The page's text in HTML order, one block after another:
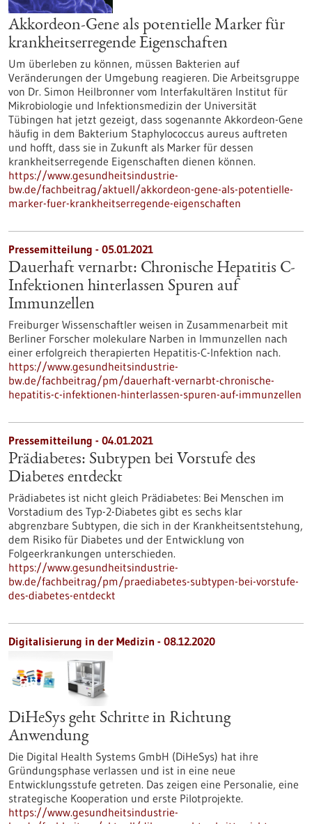
Akkordeon-Gene als potentielle Marker für
krankheitserregende Eigenschaften
Um überleben zu können, müssen Bakterien auf
Veränderungen der Umgebung reagieren. Die Arbeitsgruppe
von Dr. Simon Heilbronner vom Interfakultären Institut für
Mikrobiologie und Infektionsmedizin der Universität
Tübingen hat jetzt gezeigt, dass sogenannte Akkordeon-Gene
häufig in dem Bakterium Staphylococcus aureus auftreten
und hofft, dass sie in Zukunft als Marker für dessen
krankheitserregende Eigenschaften dienen können.
https://www.gesundheitsindustrie-
bw.de/fachbeitrag/aktuell/akkordeon-gene-als-potentielle-
marker-fuer-krankheitserregende-eigenschaften
Pressemitteilung - 05.01.2021
Dauerhaft vernarbt: Chronische Hepatitis C-
Infektionen hinterlassen Spuren auf
Immunzellen
Freiburger Wissenschaftler weisen in Zusammenarbeit mit
Berliner Forscher molekulare Narben in Immunzellen nach
einer erfolgreich therapierten Hepatitis-C-Infektion nach.
https://www.gesundheitsindustrie-
bw.de/fachbeitrag/pm/dauerhaft-vernarbt-chronische-
hepatitis-c-infektionen-hinterlassen-spuren-auf-immunzellen
Pressemitteilung - 04.01.2021
Prädiabetes: Subtypen bei Vorstufe des
Diabetes entdeckt
Prädiabetes ist nicht gleich Prädiabetes: Bei Menschen im
Vorstadium des Typ-2-Diabetes gibt es sechs klar
abgrenzbare Subtypen, die sich in der Krankheitsentstehung,
dem Risiko für Diabetes und der Entwicklung von
Folgeerkrankungen unterschieden.
https://www.gesundheitsindustrie-
bw.de/fachbeitrag/pm/praediabetes-subtypen-bei-vorstufe-
des-diabetes-entdeckt
Digitalisierung in der Medizin - 08.12.2020
DiHeSys geht Schritte in Richtung
Anwendung
Die Digital Health Systems GmbH (DiHeSys) hat ihre
Gründungsphase verlassen und ist in eine neue
Entwicklungsstufe getreten. Das zeigen eine Personalie, eine
strategische Kooperation und erste Pilotprojekte.
https://www.gesundheitsindustrie-